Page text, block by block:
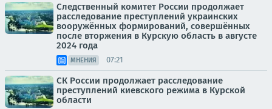
Следственный комитет России продолжает
расследование преступлений украинских
вооружённых формирований, совершённых
после вторжения в Курскую область в августе
2024 года
МНЕНИЯ 07:21
СК России продолжает расследование
преступлений киевского режима в Курской
области